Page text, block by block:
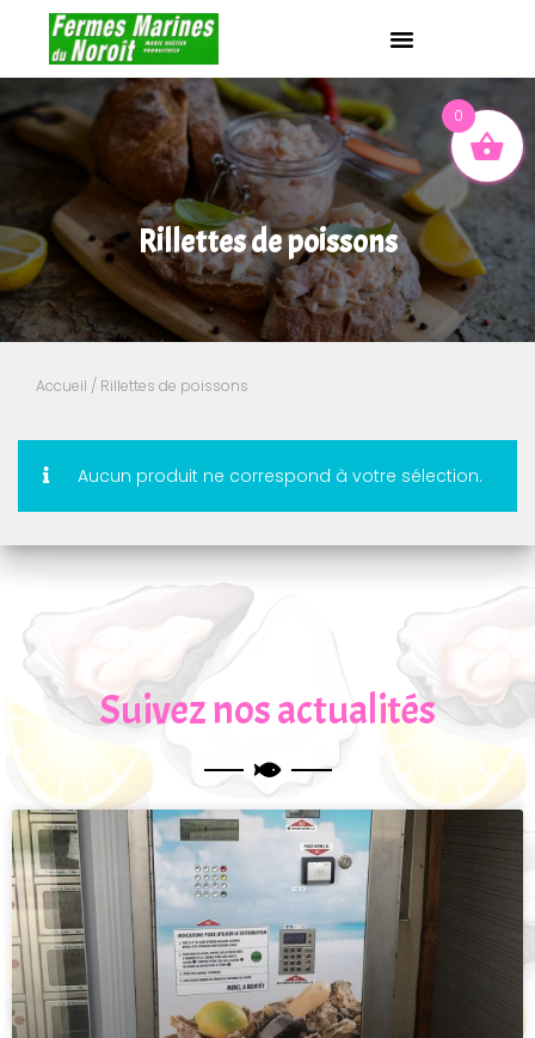
Rillettes de poissons
Accueil / Rillettes de poissons
Aucun produit ne correspond à votre sélection.
Suivez nos actualités
0